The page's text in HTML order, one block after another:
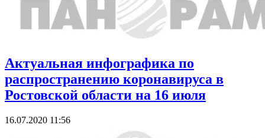
Актуальная инфографика по
распространению коронавируса в
Ростовской области на 16 июля
16.07.2020 11:56